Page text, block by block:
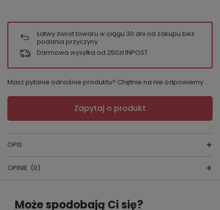
Łatwy zwrot towaru w ciągu 30 dni od zakupu bez
podania przyczyny
Darmowa wysyłka od 250zł INPOST
Masz pytanie odnośnie produktu? Chętnie na nie odpowiemy.
Zapytaj o produkt
OPIS
Skarpety merino art.130
Skład: 74,5% wełna, 23% poliamid, 2%
OPINIE (0)
Napisz swoją opinię
Może spodobają Ci się?